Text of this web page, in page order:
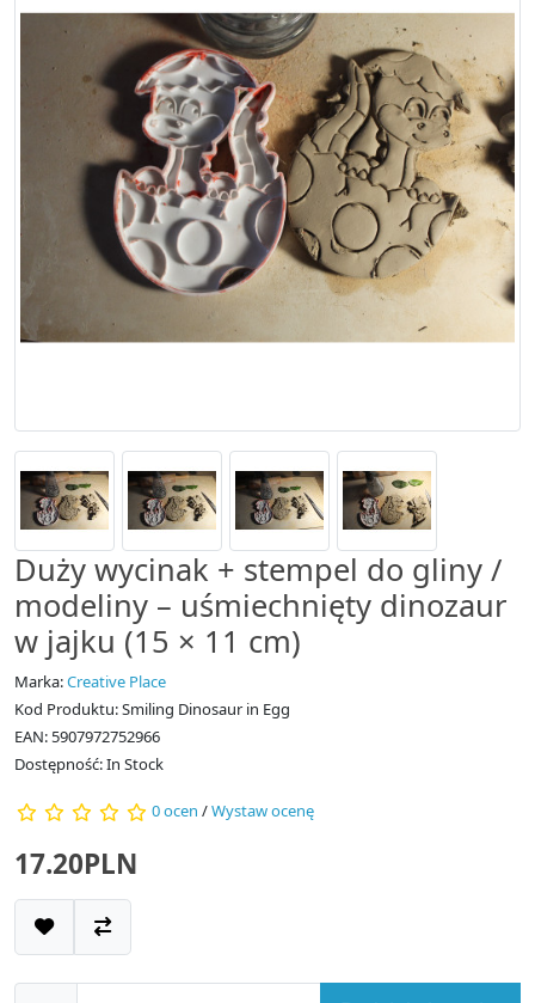
Duży wycinak + stempel do gliny /
modeliny – uśmiechnięty dinozaur
w jajku (15 × 11 cm)
Marka:Creative Place
Kod Produktu: Smiling Dinosaur in Egg
EAN: 5907972752966
Dostępność: In Stock
0 ocen /Wystaw ocenę
17.20PLN